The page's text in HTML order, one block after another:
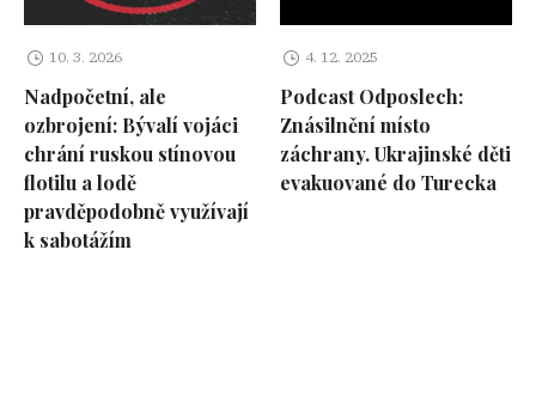
10. 3. 2026
Nadpočetní, ale
ozbrojení: Bývalí vojáci
chrání ruskou stínovou
flotilu a lodě
pravděpodobně využívají
k sabotážím
4. 12. 2025
Podcast Odposlech:
Znásilnění místo
záchrany. Ukrajinské děti
evakuované do Turecka